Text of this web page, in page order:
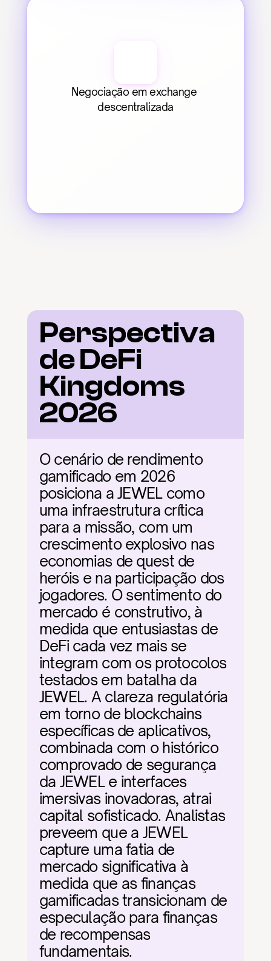
Negociação em exchange
descentralizada
Perspectiva
de DeFi
Kingdoms
2026
O cenário de rendimento
gamificado em 2026
posiciona a JEWEL como
uma infraestrutura crítica
para a missão, com um
crescimento explosivo nas
economias de quest de
heróis e na participação dos
jogadores. O sentimento do
mercado é construtivo, à
medida que entusiastas de
DeFi cada vez mais se
integram com os protocolos
testados em batalha da
JEWEL. A clareza regulatória
em torno de blockchains
específicas de aplicativos,
combinada com o histórico
comprovado de segurança
da JEWEL e interfaces
imersivas inovadoras, atrai
capital sofisticado. Analistas
preveem que a JEWEL
capture uma fatia de
mercado significativa à
medida que as finanças
gamificadas transicionam de
especulação para finanças
de recompensas
fundamentais.